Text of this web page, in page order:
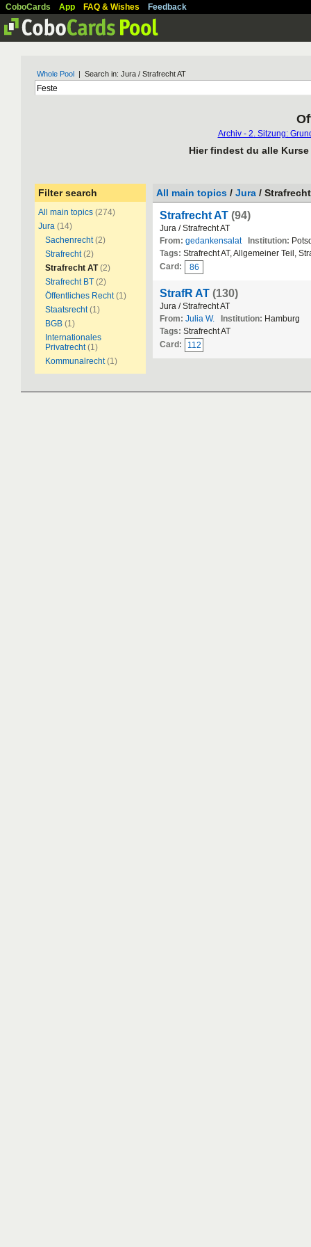
CoboCards App FAQ & Wishes Feedback
Whole Pool | Search in: Jura / Strafrecht AT
Archiv - 2. Sitzung:
Hier findest du alle
Filter search
All main topics (274)
Jura (14)
Sachenrecht (2)
Strafrecht (2)
Strafrecht AT (2)
Strafrecht BT (2)
Öffentliches Recht (1)
Staatsrecht (1)
BGB (1)
Internationales
Privatrecht (1)
Kommunalrecht(1)
All main topics / Jura /
Strafrecht AT (94)
Jura / Strafrecht AT
From: gedankensalat Institution:
Tags: Strafrecht AT, Allgemeiner Teil,
Card:
86
StrafR AT (130)
Jura / Strafrecht AT
From: Julia W. Institution: Hamburg
Tags: Strafrecht AT
Card:
112